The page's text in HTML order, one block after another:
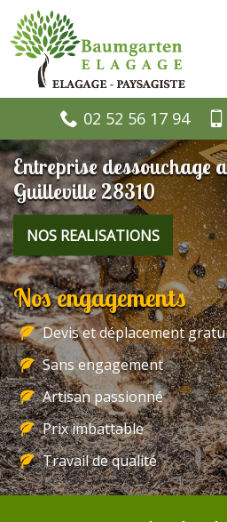
02 52 56 17 94
Entreprise dessouchage
Guilleville 28310
NOS REALISATIONS
Nos engagements
Devis et déplacement
Sans engagement
Artisan passionné
Prix imbattable
Travail de qualité